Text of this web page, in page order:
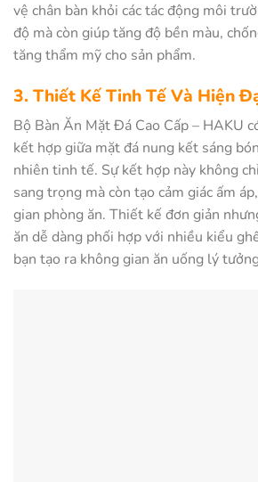
vệ chân bàn khỏi các tác động môi
độ mà còn giúp tăng độ bền màu,
tăng thẩm mỹ cho sản phẩm.
3. Thiết Kế Tinh Tế Và Hiện
Bộ Bàn Ăn Mặt Đá Cao Cấp – HAKU
kết hợp giữa mặt đá nung kết sáng
nhiên tinh tế. Sự kết hợp này không
sang trọng mà còn tạo cảm giác ấm
gian phòng ăn. Thiết kế đơn giản
ăn dễ dàng phối hợp với nhiều kiểu
bạn tạo ra không gian ăn uống lý